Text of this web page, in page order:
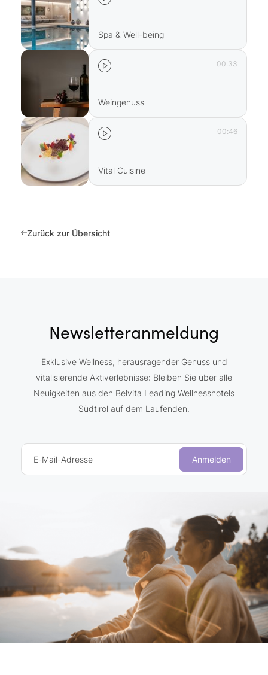
Spa & Well-being
00:33
Weingenuss
00:46
Vital Cuisine
Zurück zur Übersicht
Newsletteranmeldung
Exklusive Wellness, herausragender Genuss und
vitalisierende Aktiverlebnisse: Bleiben Sie über alle
Neuigkeiten aus den Belvita Leading Wellnesshotels
Südtirol auf dem Laufenden.
E-Mail-Adresse Anmelden